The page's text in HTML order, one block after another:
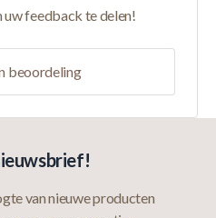
uw feedback te delen!
beoordeling
van nieuwe producten